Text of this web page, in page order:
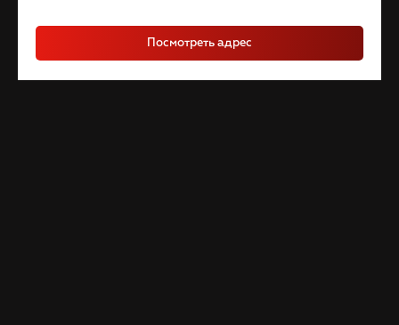
Посмотреть адрес